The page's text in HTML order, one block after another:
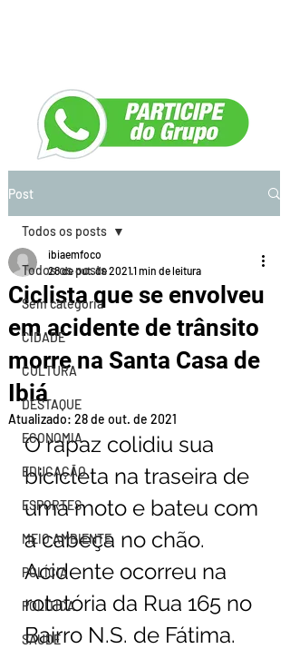
Post
Todos os posts
Sem categoria
CIDADE
CULTURA
DESTAQUE
ECONOMIA
EDUCAÇÃO
ESPORTES
MEIO AMBIENTE
POLÍCIA
POLÍTICA
SAÚDE
Todos os posts
Ciclista que se envolveu
em acidente de trânsito
morre na Santa Casa de
Ibiá
ibiaemfoco
28 de out. de 20211 min de leitura
Atualizado: 28 de out. de 2021
O rapaz colidiu sua
bicicleta na traseira de
uma moto e bateu com
a cabeça no chão.
Acidente ocorreu na
rotatória da Rua 165 no
Bairro N.S. de Fátima.